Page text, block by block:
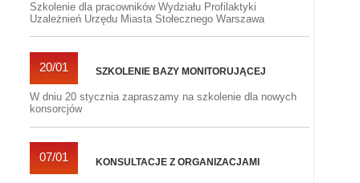
Szkolenie dla pracowników Wydziału Profilaktyki
Uzależnień Urzędu Miasta Stołecznego Warszawa
20/01 SZKOLENIE BAZY MONITORUJĄCEJ
W dniu 20 stycznia zapraszamy na szkolenie dla nowych
konsorcjów
07/01 KONSULTACJE Z ORGANIZACJAMI